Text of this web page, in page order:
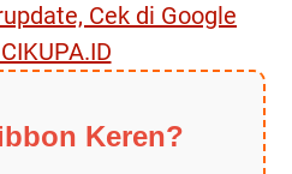
Cek di Google
Keren?